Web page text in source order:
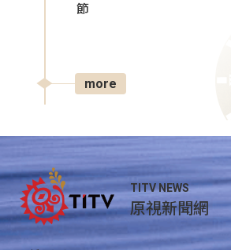
節
more
TITV NEWS
原視新聞網